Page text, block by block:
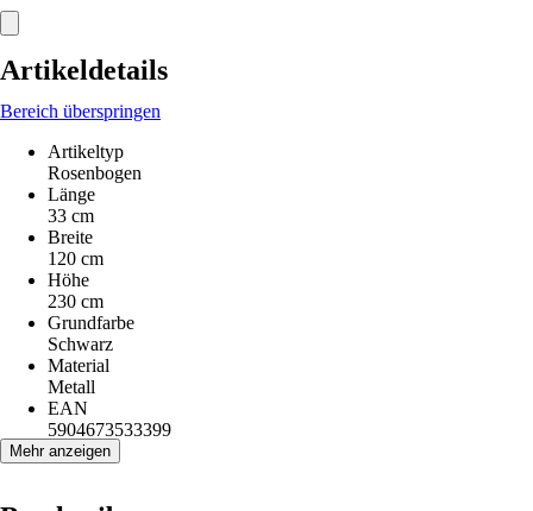
Artikeldetails
Bereich überspringen
Artikeltyp
Rosenbogen
Länge
33 cm
Breite
120 cm
Höhe
230 cm
Grundfarbe
Schwarz
Material
Metall
EAN
5904673533399
Mehr anzeigen